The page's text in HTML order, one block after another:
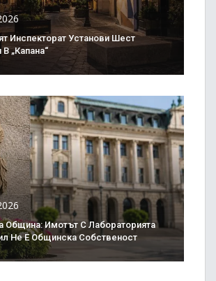
Инспекторат Установи Шест
„Капана“
Община: Имотът С Лабораторията
Не Е Общинска Собственост